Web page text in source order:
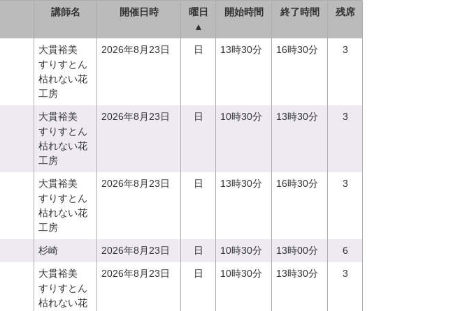
講師名 開催日時
曜日
▲
開始時間 終了時間 残席
大貫裕美
すりすとん
枯れない花
工房
2026年8月23日 日 13時30分 16時30分 3
大貫裕美
すりすとん
枯れない花
工房
2026年8月23日 日 10時30分 13時30分 3
大貫裕美
すりすとん
枯れない花
工房
2026年8月23日 日 13時30分 16時30分 3
杉崎 2026年8月23日 日 10時30分 13時00分 6
大貫裕美
すりすとん
枯れない花
2026年8月23日 日 10時30分 13時30分 3